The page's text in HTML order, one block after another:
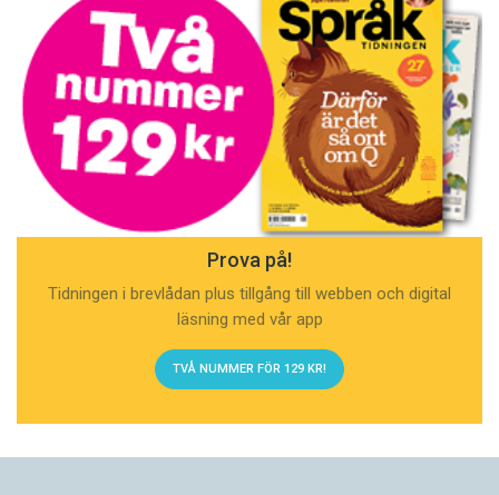
Prova på!
Tidningen i brevlådan plus tillgång till webben och digital
läsning med vår app
TVÅ NUMMER FÖR 129 KR!